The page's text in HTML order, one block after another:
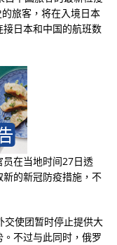
旅客，将在入境日本
日本和中国的航班数
在当地时间27日透
的新冠防疫措施，不
交使团暂时停止提供大
不过与此同时，俄罗